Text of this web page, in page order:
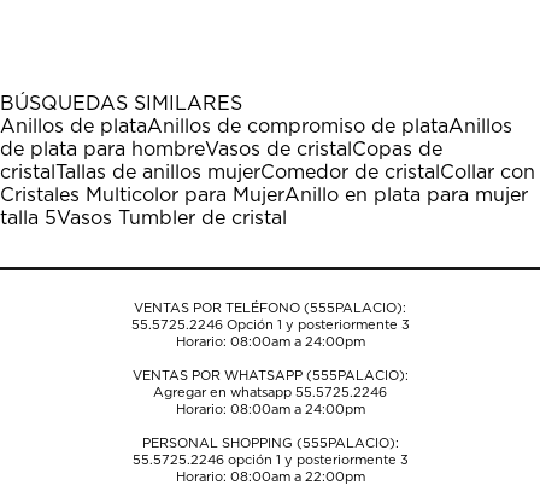
1
estrella
Esta
acción
abrirá
el
formulario
envío.
estrellas.
Esta
acción
abrirá
el
formulario
envío.
estrellas.
Esta
acción
abrirá
el
formulario
envío.
estrellas.
Esta
acción
abrirá
el
formulario
envío.
estrellas.
Esta
acción
abrirá
el
formulario
envío.
BÚSQUEDAS SIMILARES
Anillos de plataAnillos de compromiso de plataAnillos
de plata para hombreVasos de cristal Copas de
cristal Tallas de anillos mujerComedor de cristal Collar con
Cristales Multicolor para MujerAnillo en plata para mujer
talla 5Vasos Tumbler de cristal
VENTAS POR TELÉFONO (555PALACIO):
55.5725.2246Opción 1 y posteriormente 3
Horario: 08:00am a 24:00pm
VENTAS POR WHATSAPP (555PALACIO):
Agregar en whatsapp 55.5725.2246
Horario: 08:00am a 24:00pm
PERSONAL SHOPPING (555PALACIO):
55.5725.2246opción 1 y posteriormente 3
Horario: 08:00am a 22:00pm